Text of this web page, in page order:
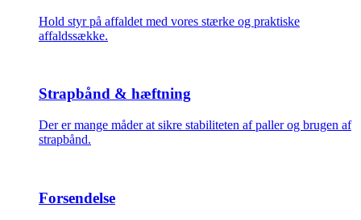
Hold styr på affaldet med vores stærke og praktiske
affaldssække.
Strapbånd & hæftning
Der er mange måder at sikre stabiliteten af paller og brugen af
strapbånd.
Forsendelse